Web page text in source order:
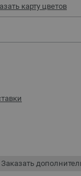
карту цветов
Заказать